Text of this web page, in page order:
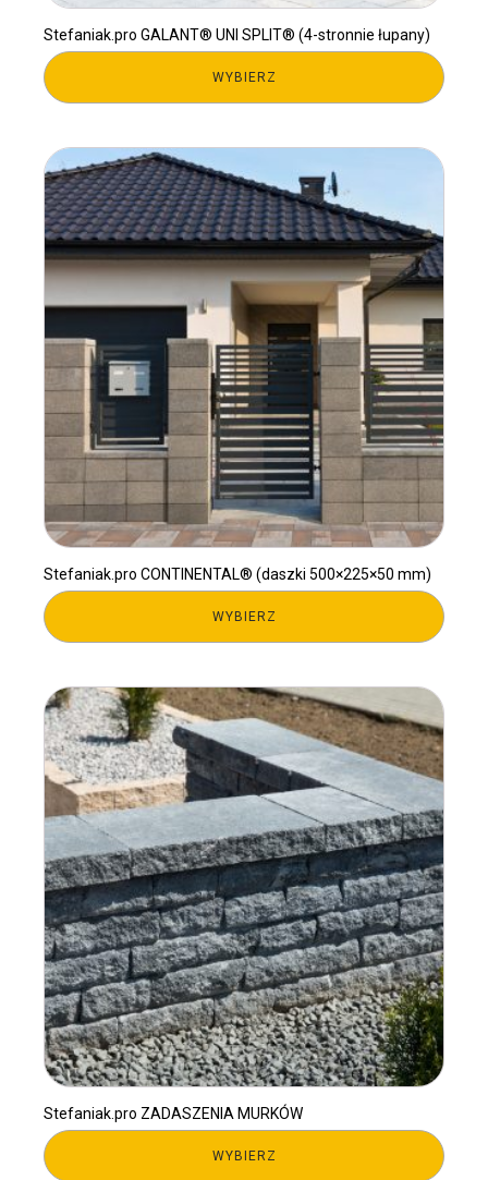
Stefaniak.pro GALANT® UNI SPLIT® (4-stronnie łupany)
WYBIERZ
Stefaniak.pro CONTINENTAL® (daszki 500×225×50 mm)
WYBIERZ
Stefaniak.pro ZADASZENIA MURKÓW
WYBIERZ